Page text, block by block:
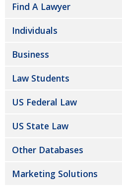
Find A Lawyer
Individuals
Business
Law Students
US Federal Law
US State Law
Other Databases
Marketing Solutions